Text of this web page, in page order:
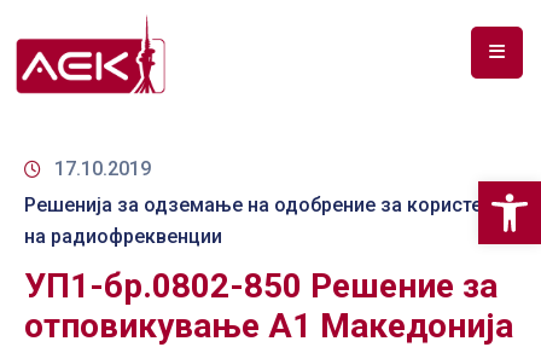
ЗА
ДОКУМЕНТИ
РФ
СПЕКТАР
17.10.2019
Решенија за одземање на одобрение за користење
на радиофреквенции
УП1-бр.0802-850 Решение за
отповикување А1 Македонија